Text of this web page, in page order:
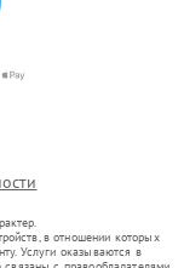
в отношении которых
Услуги оказываются в